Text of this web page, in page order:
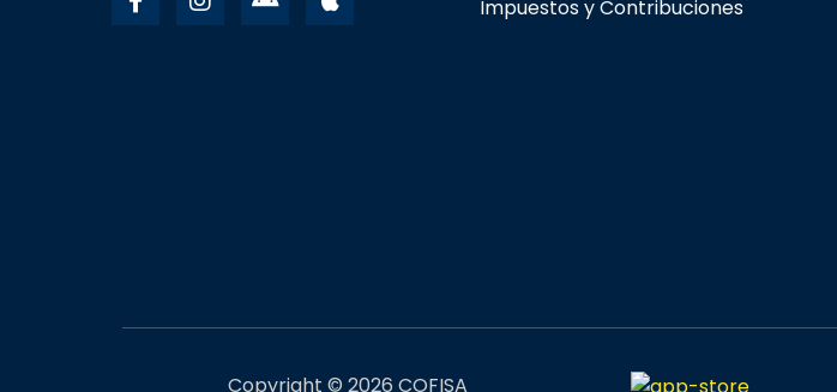
Impuestos y Contribuciones
Copyright © 2026 COFISA